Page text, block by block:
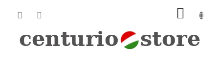
KOSÁR